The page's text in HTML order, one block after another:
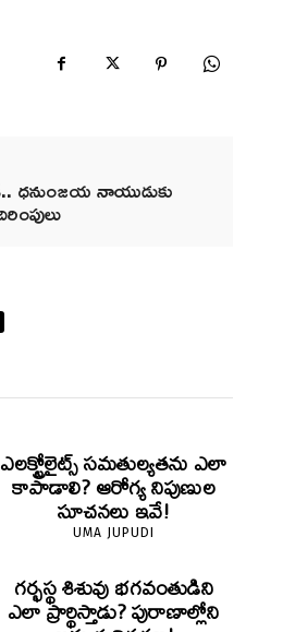
ధనుంజయ నాయుడుకు
ఎలక్ట్రోలైట్స్ సమతుల్యతను ఎలా
కాపాడాలి? ఆరోగ్య నిపుణుల
సూచనలు ఇవే!
UMA JUPUDI
గర్భస్థ శిశువు భగవంతుడిని
ఎలా ప్రార్థిస్తాడు? పురాణాల్లోని